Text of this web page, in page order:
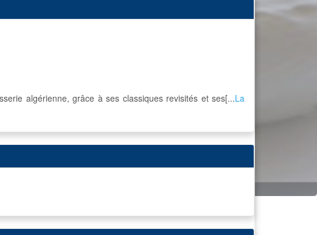
algérienne, grâce à ses classiques revisités et ses[...La